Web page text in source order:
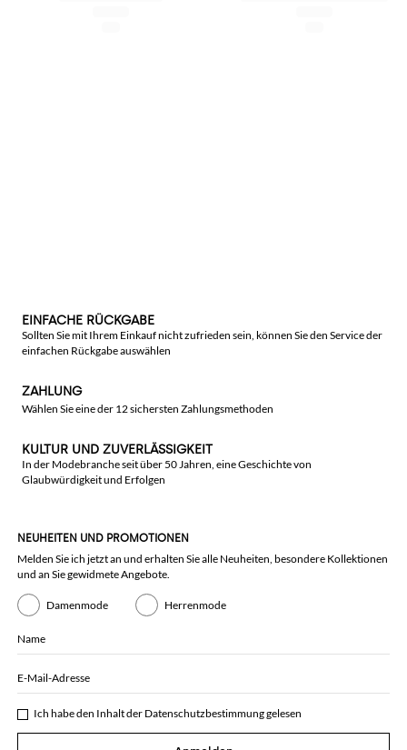
EINFACHE RÜCKGABE
Sollten Sie mit Ihrem Einkauf nicht zufrieden sein, können Sie den Service der
einfachen Rückgabe auswählen
ZAHLUNG
Wählen Sie eine der 12 sichersten Zahlungsmethoden
KULTUR UND ZUVERLÄSSIGKEIT
In der Modebranche seit über 50 Jahren, eine Geschichte von
Glaubwürdigkeit und Erfolgen
NEUHEITEN UND PROMOTIONEN
Melden Sie ich jetzt an und erhalten Sie alle Neuheiten, besondere Kollektionen
und an Sie gewidmete Angebote.
Damenmode Herrenmode
Name
E-Mail-Adresse
Ich habe den Inhalt der Datenschutzbestimmunggelesen